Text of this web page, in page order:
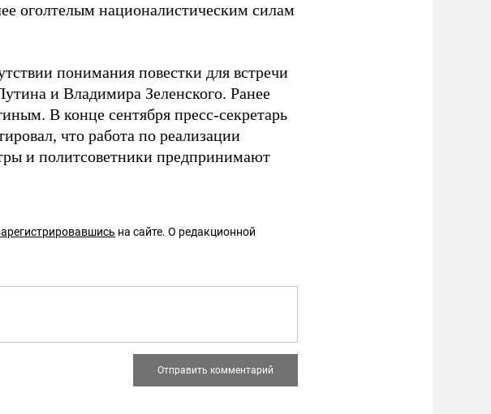
оголтелым националистическим силам
понимания повестки для встречи
и Владимира Зеленского. Ранее
В конце сентября пресс-секретарь
что работа по реализации
и политсоветники предпринимают
на сайте. О редакционной